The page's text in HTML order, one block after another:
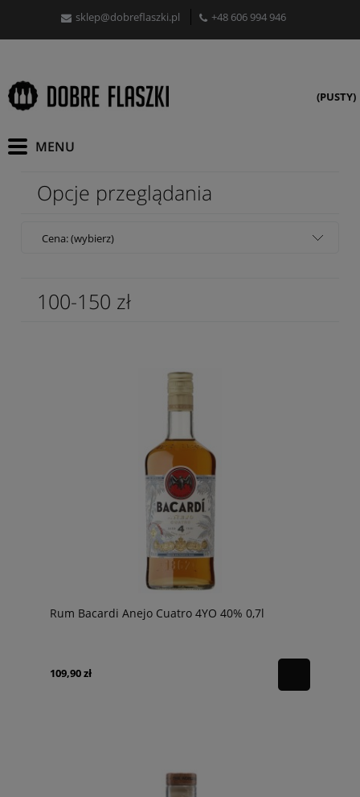
sklep@dobreflaszki.pl +48 606 994 946
(PUSTY)
Opcje przeglądania
Cena: (wybierz)
100-150 zł
Rum Bacardi Anejo Cuatro 4YO 40% 0,7l
109,90 zł